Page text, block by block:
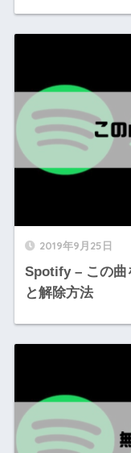
2019年9月25日
Spotify – この曲
と解除方法